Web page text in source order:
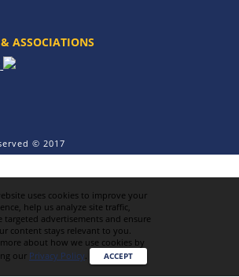
ASSOCIATIONS
© 2017
uses cookies to improve your
help us analyze site traffic,
targeted advertisements and ensure
content stays relevant to you.
about how we use cookies by
our Privacy Policy. ACCEPT